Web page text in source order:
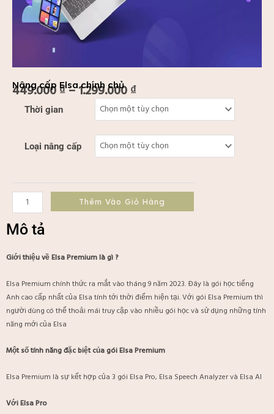
Nâng cấp Elsa chính chủ
449.000₫–1.299.000₫
Khoảng
giá:
449.000 ₫
đến
Thời gian
Loại nâng cấp
Nâng
chính
Thêm Vào Giỏ Hàng
Mô tả
Giới thiệu về Elsa Premium là gì ?
Elsa Premium chính thức ra mắt vào tháng 9 năm 2023. Đây là gói học tiếng
Anh cao cấp nhất của Elsa tính tới thời điểm hiện tại. Với gói Elsa Premium thì
người dùng có thể thoải mái truy cập vào nhiều gói học và sử dụng những tính
năng mới của Elsa
Một số tính năng đặc biệt của gói Elsa Premium
Elsa Premium là sự kết hợp của 3 gói Elsa Pro, Elsa Speech Analyzer và Elsa AI
Với Elsa Pro